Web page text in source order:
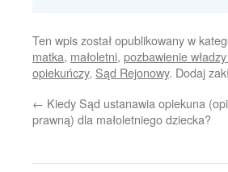
Ten wpis został opublikowany w
matka, małoletni, pozbawienie
opiekuńczy, Sąd Rejonowy. Dodaj
← Kiedy Sąd ustanawia opiekuna
prawną) dla małoletniego dziecka?